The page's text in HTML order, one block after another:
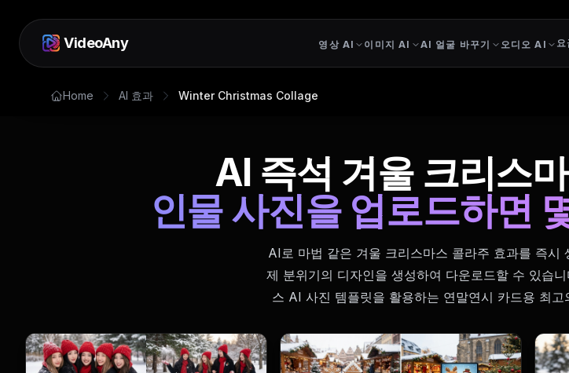
VideoAny 영상 AI 이미지 AI AI 얼굴 바꾸기 오디오 AI
Home AI 효과 Winter Christmas Collage
AI 즉석 겨울 크리스
인물 사진을 업로드하면
AI로 마법 같은 겨울 크리스마스 콜라주 효과를 즉시
제 분위기의 디자인을 생성하여 다운로드할 수 있습
스 AI 사진 템플릿을 활용하는 연말연시 카드용 최